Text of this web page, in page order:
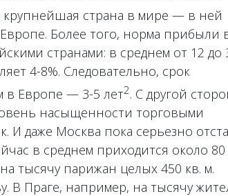
крупнейшая страна в мире — в ней
Более того, норма прибыли
странами: в среднем от 12 до
4-8%. Следовательно, срок
в Европе — 3-5 лет2. С другой
насыщенности торговыми
И даже Москва пока серьезно
в среднем приходится около 80
тысячу парижан целых 450 кв. м.
В Праге, например, на тысячу